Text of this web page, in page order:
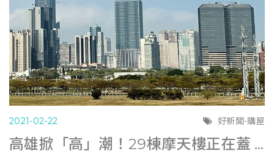
2021-02-22 好新聞-購屋
高雄掀「高」潮！29棟摩天樓正在蓋 房價近7字頭 (經濟日報0217)